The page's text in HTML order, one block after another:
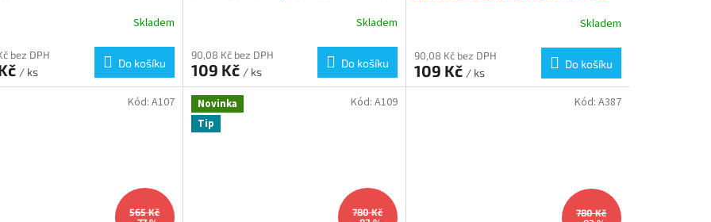
Skladem
bez DPH
/ ks
Do košíku
Skladem
90,08 Kč bez DPH
109 Kč / ks
Do košíku
Skladem
90,08 Kč bez DPH
109 Kč / ks
Do košíku
565 Kč
Kód: A107
Novinka
Tip
780 Kč
Kód: A109
780 Kč
Kód: A387